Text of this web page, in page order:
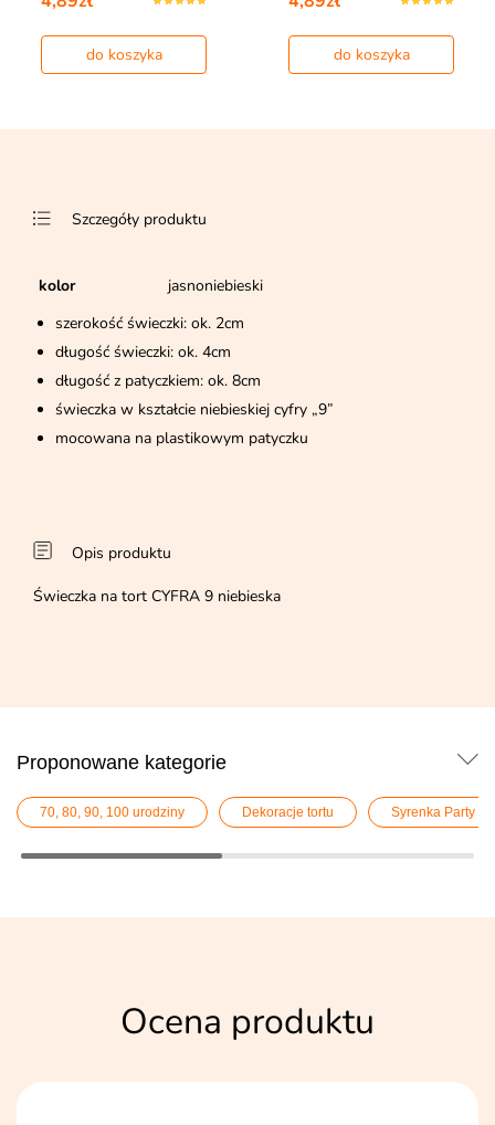
do koszyka do koszyka
Szczegóły produktu
kolor
jasnoniebieski
szerokość świeczki: ok. 2cm
długość świeczki: ok. 4cm
długość z patyczkiem: ok. 8cm
świeczka w kształcie niebieskiej cyfry „9”
mocowana na plastikowym patyczku
Opis produktu
Świeczka na tort CYFRA 9 niebieska
Proponowane kategorie
70, 80, 90, 100 urodziny Dekoracje tortu Syrenka Party
Ocena produktu